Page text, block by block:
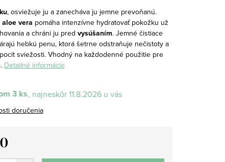
, osviežuje ju a zanecháva ju jemne prevoňanú.
aloe vera pomáha intenzívne hydratovať pokožku už
a chráni ju pred vysúšaním. Jemné čistiace
hebkú penu, ktorá šetrne odstraňuje nečistoty a
sviežosti. Vhodný na každodenné použitie pre
Detailné informácie
3 ks 11.8.2026
doručenia